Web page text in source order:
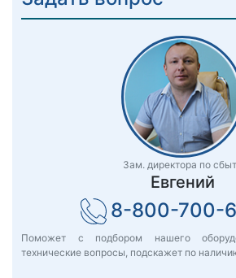
Зам. директора по
Евгений
8-800-700-
Поможет с подбором нашего
технические вопросы, подскажет по